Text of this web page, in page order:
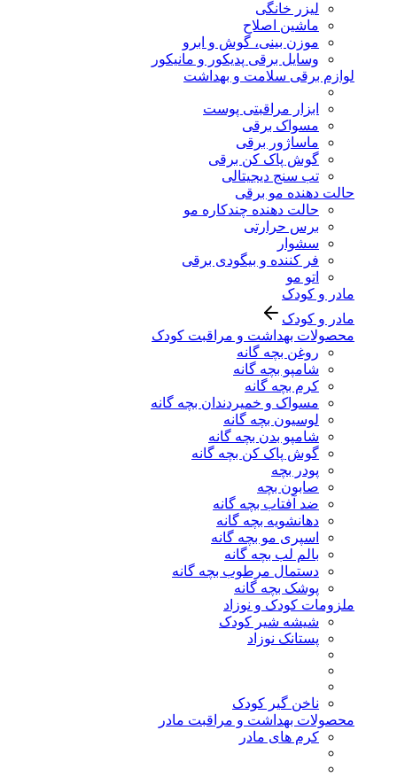
لیزر خانگی
ماشین اصلاح
موزن بینی، گوش و ابرو
وسایل برقی پدیکور و مانیکور
لوازم برقی سلامت و بهداشت
ابزار مراقبتی پوست
مسواک برقی
ماساژور برقی
گوش پاک کن برقی
تب سنج دیجیتالی
حالت دهنده مو برقی
حالت دهنده چندکاره مو
برس حرارتی
سشوار
فر کننده و بیگودی برقی
اتو مو
مادر و کودک
مادر و کودک
محصولات بهداشت و مراقبت کودک
روغن بچه گانه
شامپو بچه گانه
کرم بچه گانه
مسواک و خمیردندان بچه گانه
لوسیون بچه گانه
شامپو بدن بچه گانه
گوش پاک کن بچه گانه
پودر بچه
صابون بچه
ضد آفتاب بچه گانه
دهانشویه بچه گانه
اسپری مو بچه گانه
بالم لب بچه گانه
دستمال مرطوب بچه گانه
پوشک بچه گانه
ملزومات کودک و نوزاد
شیشه شیر کودک
پستانک نوزاد
ناخن گیر کودک
محصولات بهداشت و مراقبت مادر
کرم های مادر